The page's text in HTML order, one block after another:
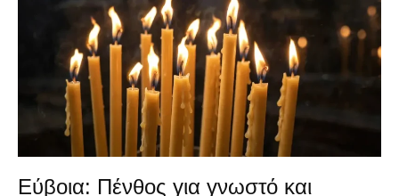
Εύβοια: Πένθος για γνωστό και